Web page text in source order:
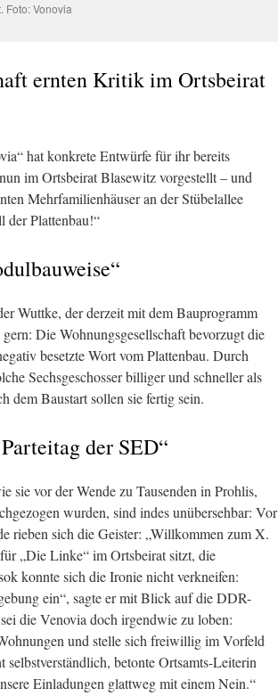
Foto: Vonovia
ernten Kritik im Ortsbeirat
hat konkrete Entwürfe für ihr bereits
im Ortsbeirat Blasewitz vorgestellt – und
Mehrfamilienhäuser an der Stübelallee
der Plattenbau!“
Wuttke, der derzeit mit dem Bauprogramm
Die Wohnungsgesellschaft bevorzugt die
besetzte Wort vom Plattenbau. Durch
Sechsgeschosser billiger und schneller als
dem Baustart sollen sie fertig sein.
der SED“
sie vor der Wende zu Tausenden in Prohlis,
wurden, sind indes unübersehbar: Vor
rieben sich die Geister: „Willkommen zum X.
„Die Linke“ im Ortsbeirat sitzt, die
konnte sich die Ironie nicht verkneifen:
ein“, sagte er mit Blick auf die DDR-
die Venovia doch irgendwie zu loben:
und stelle sich freiwillig im Vorfeld
betonte Ortsamts-Leiterin
Einladungen glattweg mit einem Nein.“